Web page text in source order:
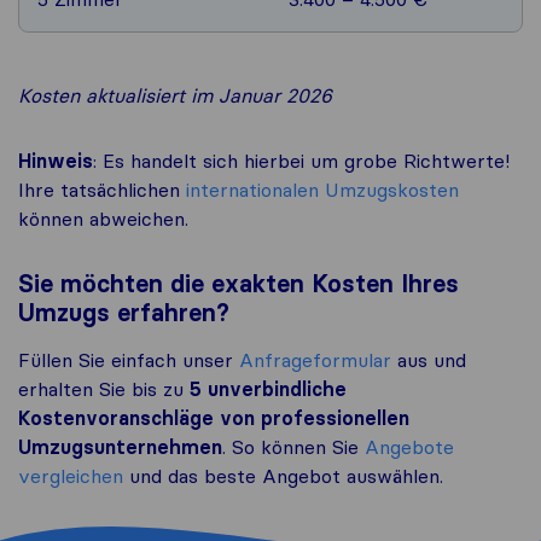
Kosten aktualisiert im Januar 2026
Hinweis: Es handelt sich hierbei um grobe Richtwerte!
Ihre tatsächlichen internationalen Umzugskosten
können abweichen.
Sie möchten die exakten Kosten Ihres
Umzugs erfahren?
Füllen Sie einfach unser Anfrageformular aus und
erhalten Sie bis zu 5 unverbindliche
Kostenvoranschläge von professionellen
Umzugsunternehmen. So können Sie Angebote
vergleichen und das beste Angebot auswählen.